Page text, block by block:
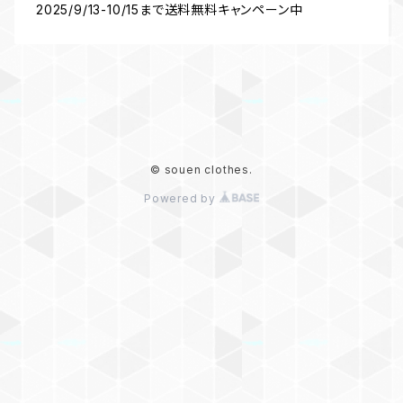
2025/9/13-10/15まで送料無料キャンペーン中
© souen clothes.
Powered by